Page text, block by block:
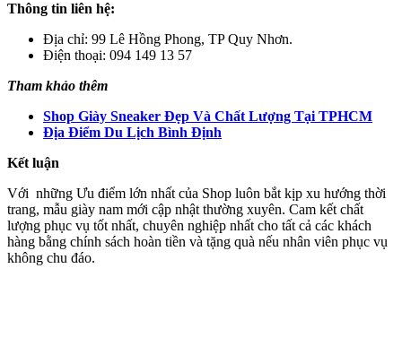
Thông tin liên hệ:
Địa chỉ: 99 Lê Hồng Phong, TP Quy Nhơn.
Điện thoại: 094 149 13 57
Tham khảo thêm
Shop Giày Sneaker Đẹp Và Chất Lượng Tại TPHCM
Địa Điểm Du Lịch Bình Định
Kết luận
Với những Ưu điểm lớn nhất của Shop luôn bắt kịp xu hướng thời
trang, mẫu giày nam mới cập nhật thường xuyên. Cam kết chất
lượng phục vụ tốt nhất, chuyên nghiệp nhất cho tất cả các khách
hàng bằng chính sách hoàn tiền và tặng quà nếu nhân viên phục vụ
không chu đáo.